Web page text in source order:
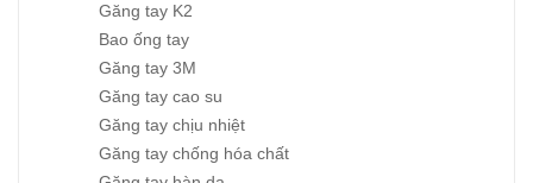
Găng tay K2
Bao ống tay
Găng tay 3M
Găng tay cao su
Găng tay chịu nhiệt
Găng tay chống hóa chất